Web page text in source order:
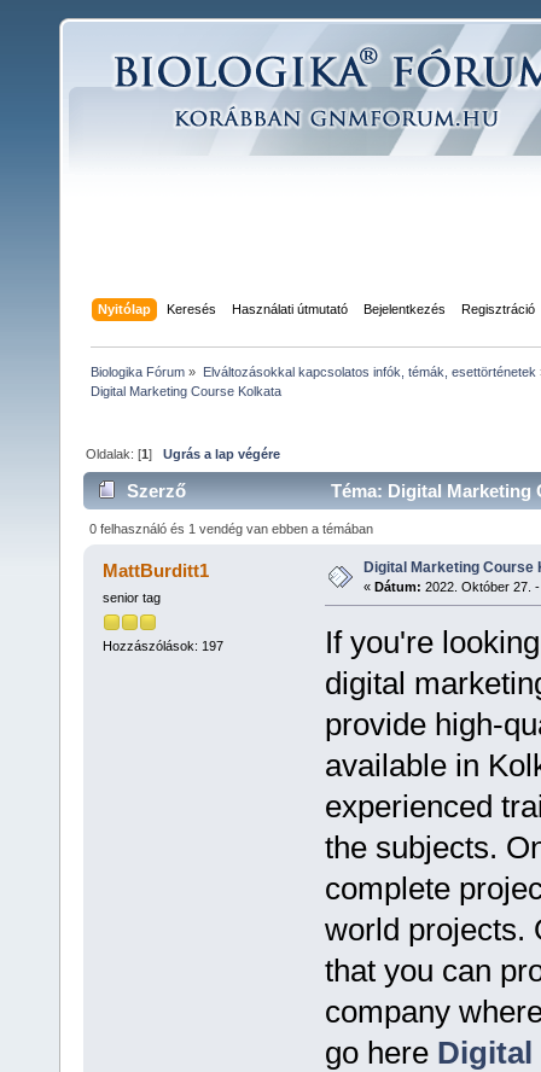
Nyitólap Keresés Használati útmutató Bejelentkezés Regisztráció
Biologika Fórum » Elváltozásokkal kapcsolatos infók, témák, esettörténetek
Digital Marketing Course Kolkata
Oldalak: [1]Ugrás a lap végére
Szerző Téma: Digital Marketing
0 felhasználó és 1 vendég van ebben a témában
MattBurditt1
senior tag
Hozzászólások: 197
Digital Marketing Course
« Dátum: 2022. Október 27.
If you're
digital
provide high-
available in
experienced
the subjects.
complete
world projects.
that you can
company
go here Digital